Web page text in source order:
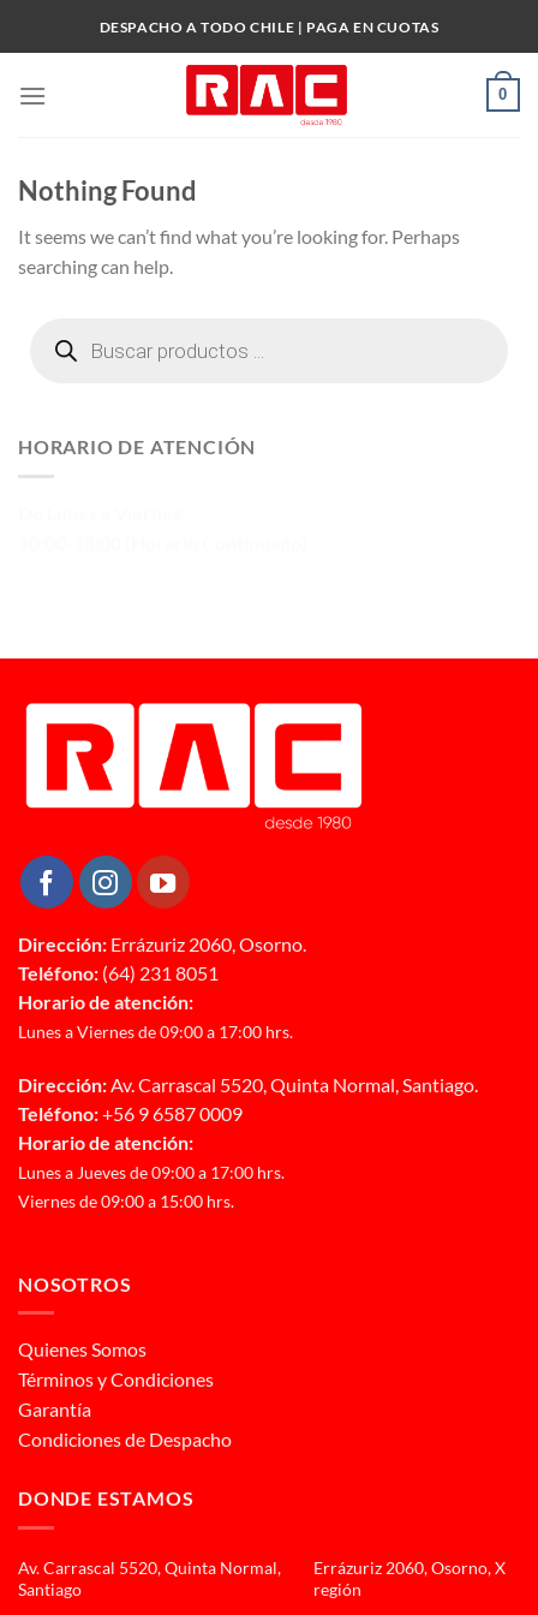
DESPACHO A TODO CHILE | PAGA EN CUOTAS
0
Nothing Found
It seems we can’t find what you’re looking for. Perhaps
searching can help.
productos
HORARIO DE ATENCIÓN
Dirección: Errázuriz 2060, Osorno.
Teléfono: (64) 231 8051
Horario de atención:
Lunes a Viernes de 09:00 a 17:00 hrs.
Dirección:Av. Carrascal 5520, Quinta Normal, Santiago.
Teléfono:+56 9 6587 0009
Horario de atención:
Lunes a Jueves de 09:00 a 17:00 hrs.
Viernes de 09:00 a 15:00 hrs.
NOSOTROS
Quienes Somos
Términos y Condiciones
Garantía
Condiciones de Despacho
DONDE ESTAMOS
Av. Carrascal 5520, Quinta Normal,
Santiago
Errázuriz 2060, Osorno, X
región